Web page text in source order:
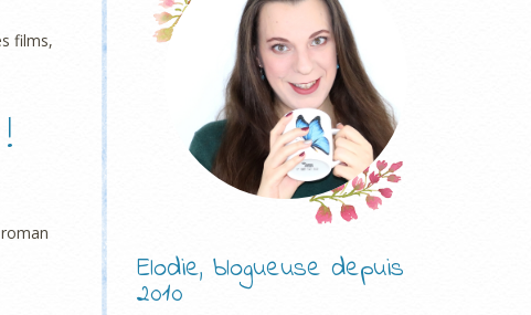
films,
Elodie, blogueuse depuis
2010